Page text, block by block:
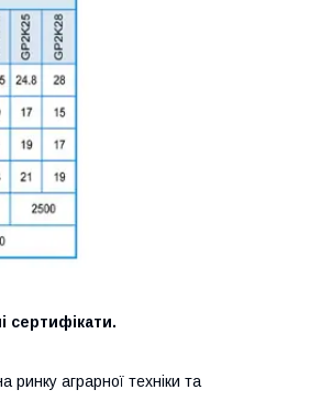
сертифікати.
ринку аграрної техніки та